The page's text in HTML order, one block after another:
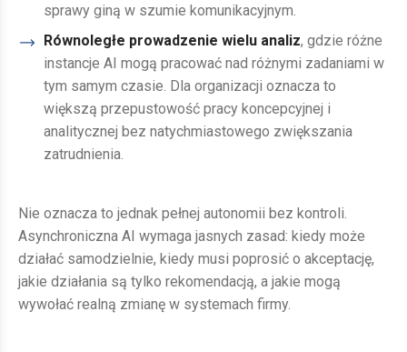
sprawy giną w szumie komunikacyjnym.
Równoległe prowadzenie wielu analiz, gdzie różne
instancje AI mogą pracować nad różnymi zadaniami w
tym samym czasie. Dla organizacji oznacza to
większą przepustowość pracy koncepcyjnej i
analitycznej bez natychmiastowego zwiększania
zatrudnienia.
Nie oznacza to jednak pełnej autonomii bez kontroli.
Asynchroniczna AI wymaga jasnych zasad: kiedy może
działać samodzielnie, kiedy musi poprosić o akceptację,
jakie działania są tylko rekomendacją, a jakie mogą
wywołać realną zmianę w systemach firmy.